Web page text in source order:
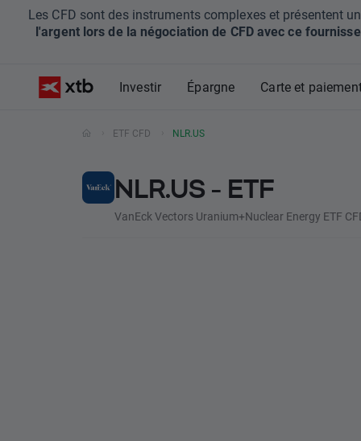
Les CFD sont des instruments complexes et présentent
l'argent lors de la négociation de CFD avec ce
Investir Épargne Carte et
ETF CFD NLR.US
NLR.US - ETF
VanEck Vectors Uranium+Nuclear Energy ETF